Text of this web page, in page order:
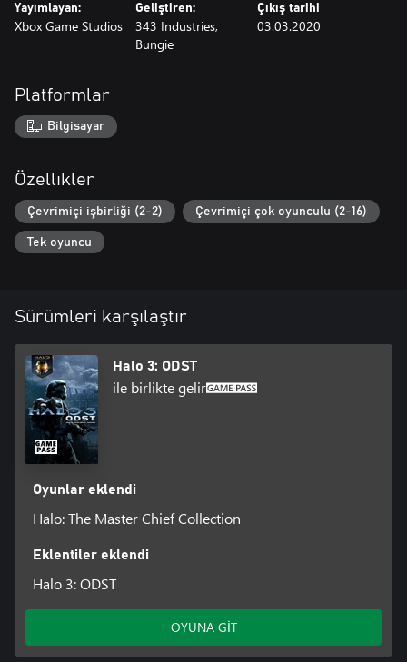
arasında geçiş yapın.
• Çok Oyunculu: Halo: Combat Evolved Anniversary'deki
güncellenmiş bir ilerleme sistemi ve 19'dan fazla unutulmaz harita
* Performans ölçümlerini elde etmek amacıyla minimum donanım
özellikleri konusunda yardım için sistem gereksinimlerine bakın
Yayımlayan:
Xbox Game Studios
Geliştiren:
343 Industries,
Bungie
Çıkış tarihi
03.03.2020
Platformlar
Bilgisayar
Özellikler
Çevrimiçi işbirliği (2-2) Çevrimiçi çok oyunculu (2-16)
Tek oyuncu
Sürümleri karşılaştır
Halo 3: ODST
ile birlikte gelir
Oyunlar eklendi
Halo: The Master Chief Collection
Eklentiler eklendi
Halo 3: ODST
OYUNA GİT